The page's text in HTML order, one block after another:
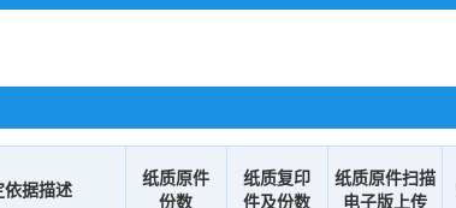
依据描述
纸质原件
份数
纸质复印
件及份数
纸质原件扫描
电子版上传